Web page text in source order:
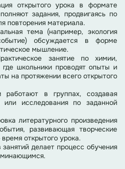
открытого урока в формате
задания, продвигаясь по
повторения материала.
тема (например, экология
обсуждается в форме
мышление.
занятие по химии,
школьники проводят опыты и
на протяжении всего открытого
работают в группах, создавая
или исследования по заданной
литературного произведения
развивающая творческие
открытого урока.
делает процесс обучения